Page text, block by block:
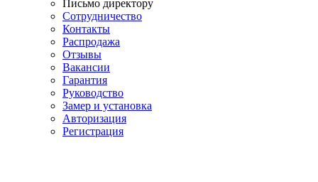
Письмо директору
Сотрудничество
Контакты
Распродажа
Отзывы
Вакансии
Гарантия
Руководство
Замер и установка
Авторизация
Регистрация